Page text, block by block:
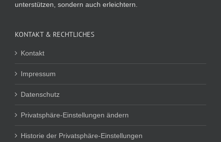
unterstützen, sondern auch erleichtern.
KONTAKT & RECHTLICHES
Kontakt
Impressum
Datenschutz
Privatsphäre-Einstellungen ändern
Historie der Privatsphäre-Einstellungen